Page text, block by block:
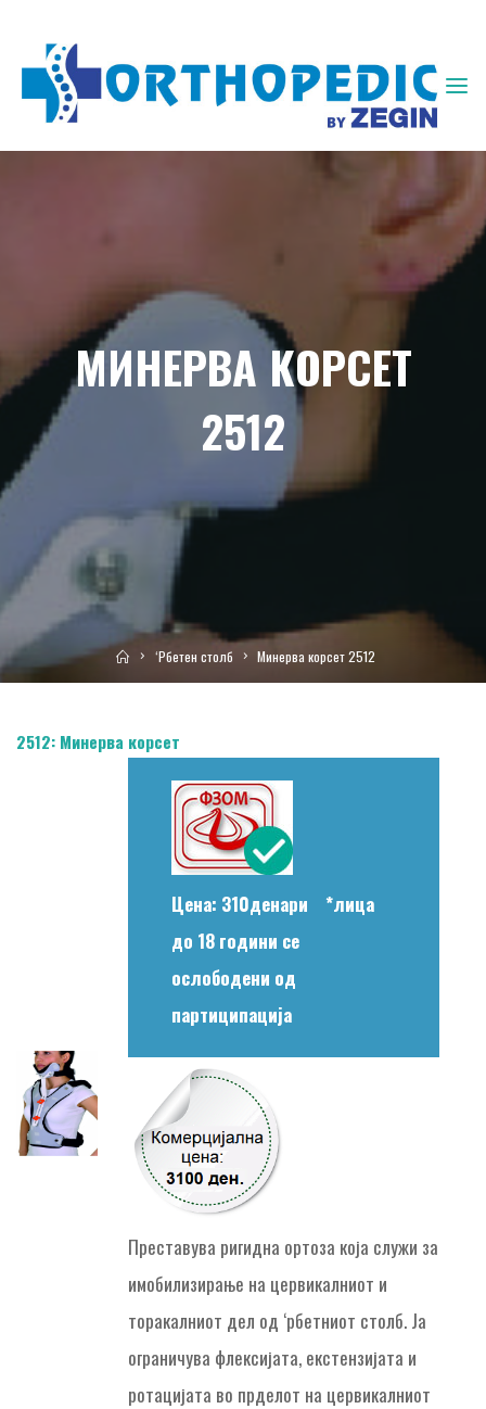
ЗЕГИН
МИНЕРВА КОРСЕТ
2512
Home‘Рбетен столб Минерва корсет 2512
2512: Минерва корсет
Цена: 310денари *лица
до 18 години се
ослободени од
партиципација
Преставува ригидна ортоза која служи за
имобилизирање на цервикалниот и
торакалниот дел од ‘рбетниот столб. Ја
ограничува флексијата, екстензијата и
ротацијата во прделот на цервикалниот